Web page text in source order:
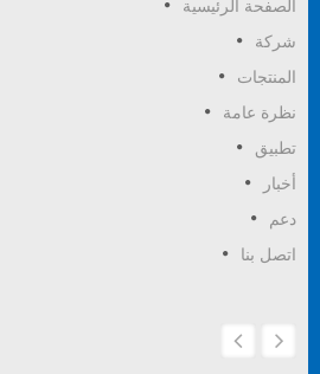
الصفحة الرئيسية
شركة
المنتجات
نظرة عامة
تطبيق
أخبار
دعم
اتصل بنا